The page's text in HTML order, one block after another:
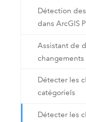
Détection
dans ArcGIS
Assistant de
changements
Détecter les
catégoriels
Détecter les